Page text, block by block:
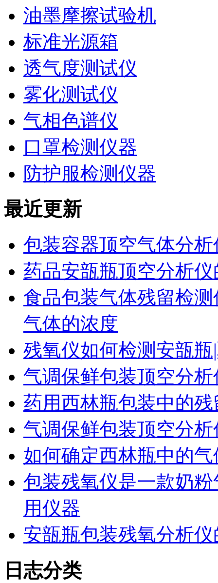
油墨摩擦试验机
标准光源箱
透气度测试仪
雾化测试仪
气相色谱仪
口罩检测仪器
防护服检测仪器
最近更新
包装容器顶空气体分
药品安瓿瓶顶空分析
食品包装气体残留检
气体的浓度
残氧仪如何检测安瓿
气调保鲜包装顶空分
药用西林瓶包装中的
气调保鲜包装顶空分
如何确定西林瓶中的
包装残氧仪是一款奶
用仪器
安瓿瓶包装残氧分析
日志分类